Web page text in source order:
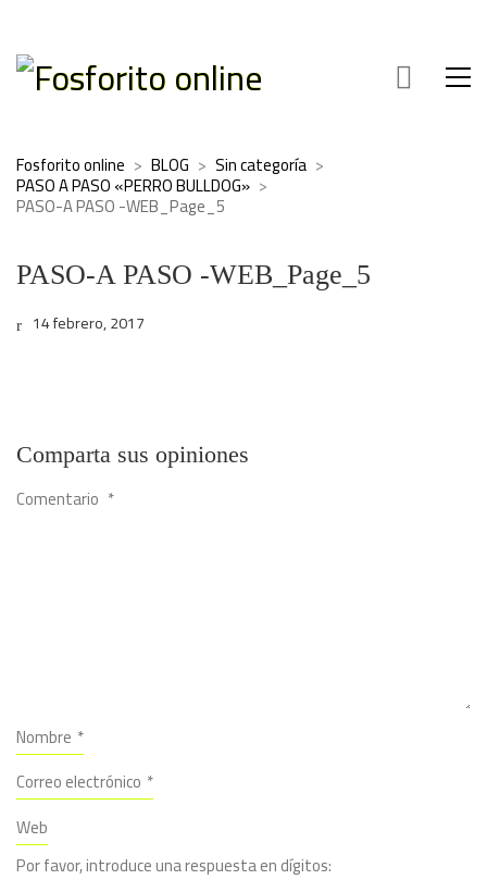
Fosforito online > BLOG > Sin categoría >
PASO A PASO «PERRO BULLDOG» >
PASO-A PASO -WEB_Page_5
PASO-A PASO -WEB_Page_5
14 febrero, 2017
Comparta sus opiniones
Comentario *
Nombre *
Correo electrónico *
Web
Por favor, introduce una respuesta en dígitos: